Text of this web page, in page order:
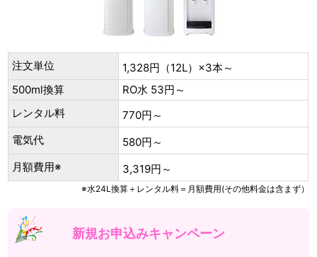
注文単位
1,328円（12L）×3本～
500ml換算
RO水 53円～
レンタル料
770円～
電気代
580円～
月額費用※
3,319円～
※水24L換算＋レンタル料＝月額費用(その他料金は含まず）
新規お申込みキャンペーン